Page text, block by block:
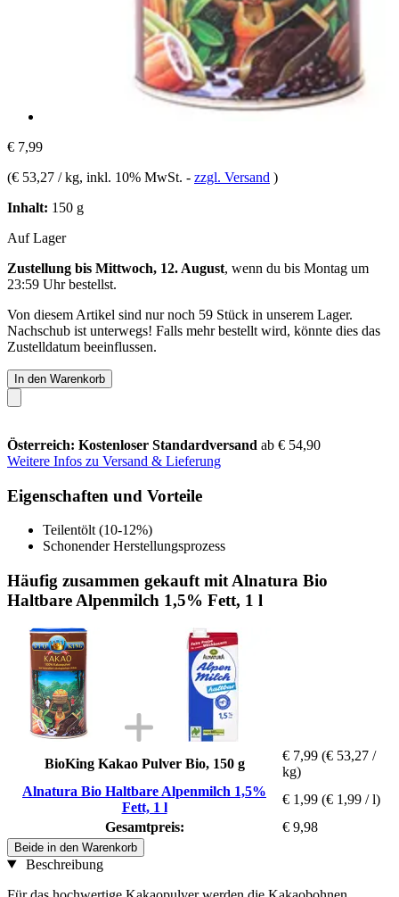
€ 7,99
(€ 53,27 / kg, inkl. 10% MwSt. - zzgl. Versand )
Inhalt: 150 g
Auf Lager
Zustellung bis Mittwoch, 12. August, wenn du bis Montag um
23:59 Uhrbestellst.
Von diesem Artikel sind nur noch 59 Stück in unserem Lager.
Nachschub ist unterwegs! Falls mehr bestellt wird, könnte dies das
Zustelldatum beeinflussen.
In den Warenkorb
Österreich: Kostenloser Standardversand ab € 54,90
Weitere Infos zu Versand & Lieferung
Eigenschaften und Vorteile
Teilentölt (10-12%)
Schonender Herstellungsprozess
Häufig zusammen gekauft mit Alnatura Bio
Haltbare Alpenmilch 1,5% Fett, 1 l
BioKing Kakao Pulver Bio, 150 g
€ 7,99 (€ 53,27 /
kg)
Alnatura Bio Haltbare Alpenmilch 1,5%
Fett, 1 l
€ 1,99 (€ 1,99 / l)
Gesamtpreis:
€ 9,98
Beide in den Warenkorb
Beschreibung